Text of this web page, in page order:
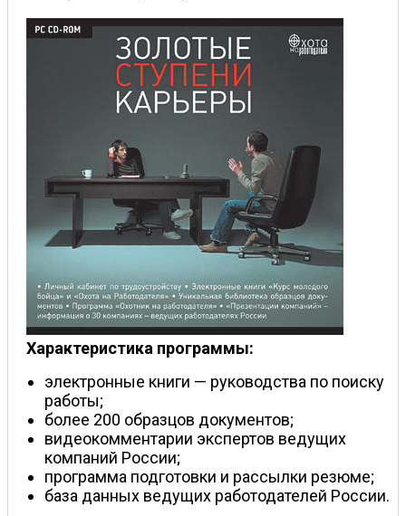
Характеристика программы:
электронные книги — руководства по поиску
работы;
более 200 образцов документов;
видеокомментарии экспертов ведущих
компаний России;
программа подготовки и рассылки резюме;
база данных ведущих работодателей России.